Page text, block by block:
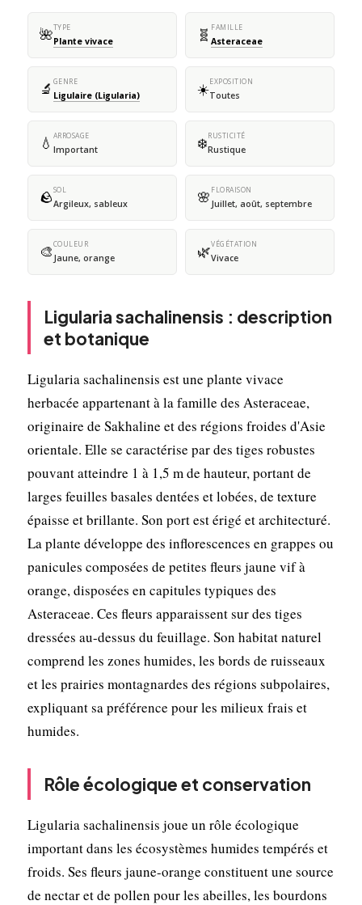
🌺TYPE
Plante vivace 🧬 FAMILLE
Asteraceae
🔬 GENRE
Ligulaire (Ligularia) ☀️EXPOSITION
Toutes
💧 ARROSAGE
Important ❄️RUSTICITÉ
Rustique
🪨SOL
Argileux, sableux 🌸 FLORAISON
Juillet, août, septembre
🎨COULEUR
Jaune, orange 🌿VÉGÉTATION
Vivace
Ligularia sachalinensis : description
et botanique
Ligularia sachalinensis est une plante vivace
herbacée appartenant à la famille des Asteraceae,
originaire de Sakhaline et des régions froides d'Asie
orientale. Elle se caractérise par des tiges robustes
pouvant atteindre 1 à 1,5 m de hauteur, portant de
larges feuilles basales dentées et lobées, de texture
épaisse et brillante. Son port est érigé et architecturé.
La plante développe des inflorescences en grappes ou
panicules composées de petites fleurs jaune vif à
orange, disposées en capitules typiques des
Asteraceae. Ces fleurs apparaissent sur des tiges
dressées au-dessus du feuillage. Son habitat naturel
comprend les zones humides, les bords de ruisseaux
et les prairies montagnardes des régions subpolaires,
expliquant sa préférence pour les milieux frais et
humides.
Rôle écologique et conservation
Ligularia sachalinensis joue un rôle écologique
important dans les écosystèmes humides tempérés et
froids. Ses fleurs jaune-orange constituent une source
de nectar et de pollen pour les abeilles, les bourdons